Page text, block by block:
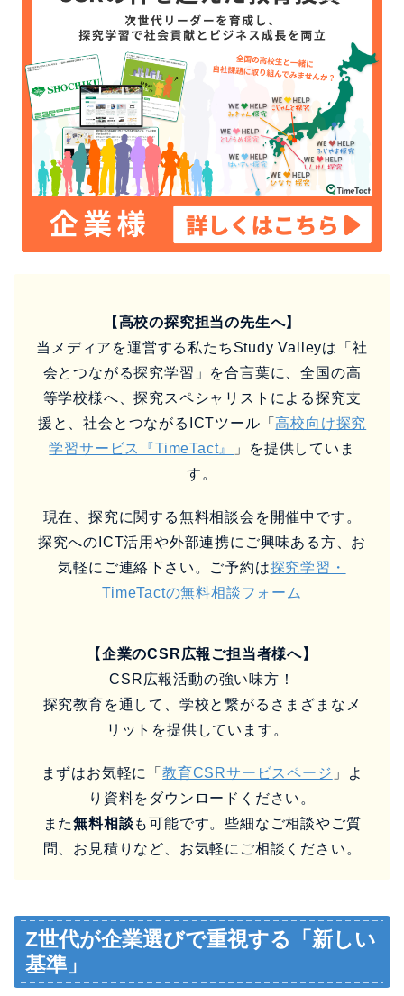
【高校の探究担当の先生へ】
当メディアを運営する私たちStudy Valleyは「社
会とつながる探究学習」を合言葉に、全国の高
等学校様へ、探究スペシャリストによる探究支
援と、社会とつながるICTツール「高校向け探究
学習サービス『TimeTact』
」を提供していま
す。
現在、探究に関する無料相談会を開催中です。
探究へのICT活用や外部連携にご興味ある方、お
気軽にご連絡下さい。ご予約は探究学習・
TimeTactの無料相談フォーム
【企業のCSR広報ご担当者様へ】
CSR広報活動の強い味方！
探究教育を通して、学校と繋がるさまざまなメ
リットを提供しています。
まずはお気軽に「教育CSRサービスページ 」よ
り資料をダウンロードください。
また無料相談も可能です。些細なご相談やご質
問、お見積りなど、お気軽にご相談ください。
Z世代が企業選びで重視する「新しい
基準」